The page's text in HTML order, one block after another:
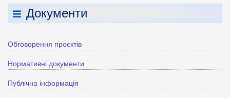
Документи
Обговорення проєктів
Нормативні документи
Публічна інформація